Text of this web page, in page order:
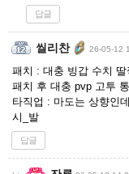
답글
씰리찬 26-05-12
패치 : 대충 빙갑 수치 딸
패치 후 대충 pvp 고투
타직업 : 마도는 상향인
시_발
답글